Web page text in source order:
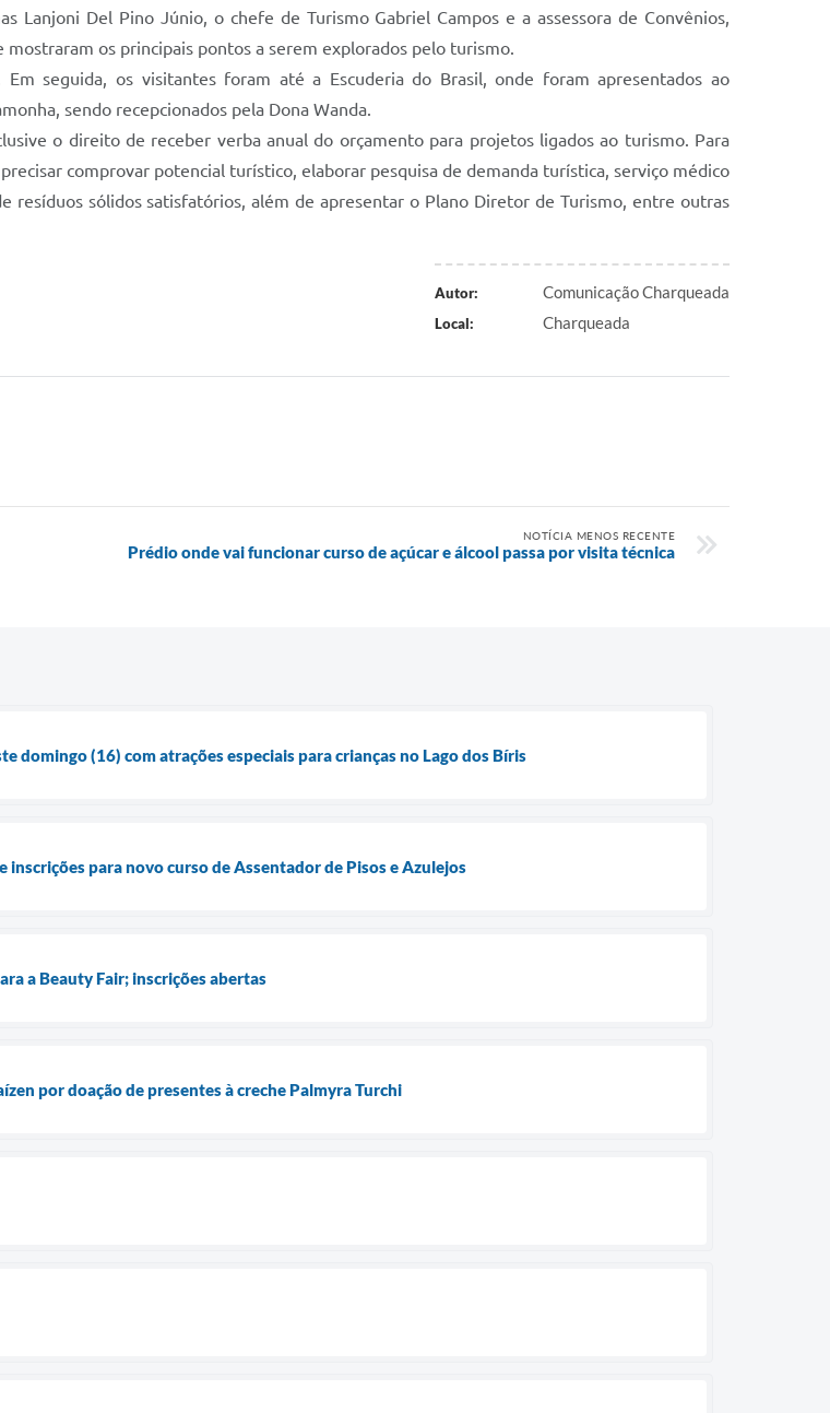
Del Pino Júnio, o chefe de Turismo Gabriel Campos e a assessora de Convênios,
os principais pontos a serem explorados pelo turismo.
seguida, os visitantes foram até a Escuderia do Brasil, onde foram apresentados ao
sendo recepcionados pela Dona Wanda.
o direito de receber verba anual do orçamento para projetos ligados ao turismo. Para
comprovar potencial turístico, elaborar pesquisa de demanda turística, serviço médico
resíduos sólidos satisfatórios, além de apresentar o Plano Diretor de Turismo, entre outras
Autor: Comunicação Charqueada
Local: Charqueada
NOTÍCIA MENOS RECENTE
Prédio onde vai funcionar curso de açúcar e álcool passa por visita técnica
domingo (16) com atrações especiais para crianças no Lago dos Bíris
inscrições para novo curso de Assentador de Pisos e Azulejos
a Beauty Fair; inscrições abertas
por doação de presentes à creche Palmyra Turchi